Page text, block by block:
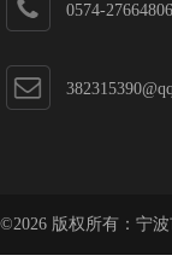
0574-27664806
©2026 版权所有：宁